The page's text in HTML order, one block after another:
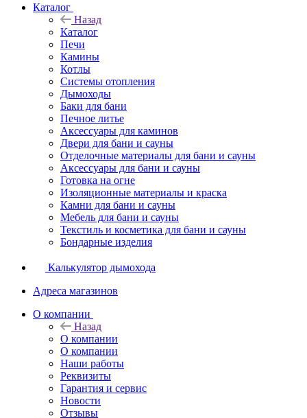
Каталог
Назад
Каталог
Печи
Камины
Котлы
Системы отопления
Дымоходы
Баки для бани
Печное литье
Аксессуары для каминов
Двери для бани и сауны
Отделочные материалы для бани и сауны
Аксессуары для бани и сауны
Готовка на огне
Изоляционные материалы и краска
Камни для бани и сауны
Мебель для бани и сауны
Текстиль и косметика для бани и сауны
Бондарные изделия
Калькулятор дымохода
Адреса магазинов
O компании
Назад
O компании
О компании
Наши работы
Реквизиты
Гарантия и сервис
Новости
Отзывы